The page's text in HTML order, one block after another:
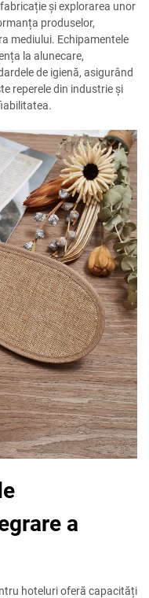
și explorarea unor
produselor,
mediului. Echipamentele
la alunecare,
de igienă, asigurând
reperele din industrie și
a
hoteluri oferă capacități